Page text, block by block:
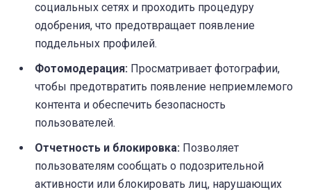
социальных сетях и проходить процедуру
одобрения, что предотвращает появление
поддельных профилей.
Фотомодерация: Просматривает фотографии,
чтобы предотвратить появление неприемлемого
контента и обеспечить безопасность
пользователей.
Отчетность и блокировка: Позволяет
пользователям сообщать о подозрительной
активности или блокировать лиц, нарушающих